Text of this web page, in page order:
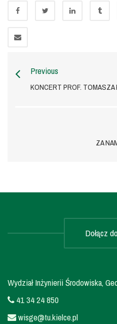
Previous
KONCERT PROF.
ZA
Dołącz
Wydział Inżynierii Środowiska,
41 34 24 850
wisge@tu.kielce.pl